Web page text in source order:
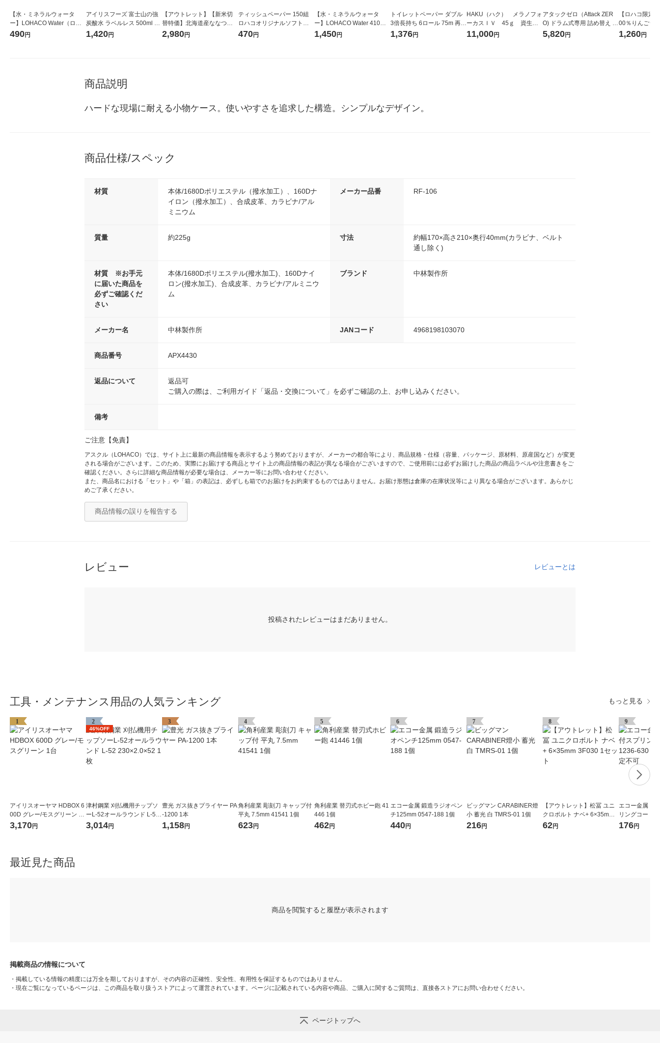
【水・ミネラルウォータ
ー】LOHACO Water（ロハ
コウォーター）2L ラベルレ
490円
アイリスフーズ 富士山の強
炭酸水 ラベルレス 500ml 1
箱（24本入）
1,420円
【アウトレット】【新米切
替特価】北海道産ななつぼ
し 無洗米 5kg 1袋 令和7年産
米 木徳神糧 オリジナル
2,980円
ティッシュペーパー 150組
ロハコオリジナルソフトパ
ックティッシュ フィオナ オ
470円
【水・ミネラルウォータ
ー】LOHACO Water 410ml
1箱（20本入）ラベルレス
（イチオシ） オリジナル
1,450円
トイレットペーパー ダブル
3倍長持ち 6ロール 75m 再生
紙配合 スコッティフラワー
パック 1セット（2パック12
1,376円
HAKU（ハク） メラノフォ
ーカスＩＶ 45ｇ 資生
堂 おまけ付き
11,000円
アタックゼロ（Attack ZER
O) ドラム式専用 詰め替え メ
ガジャンボ 2300g 1セット
（2個入) 洗濯洗剤 花王
5,820円
【ロハコ限定
00％りんごジ
箱（18本入）
【クイズ付き
1,260円
商品説明
ハードな現場に耐える小物ケース。使いやすさを追求した構造。シンプルなデザイン。
商品仕様/スペック
材質
本体/1680Dポリエステル（撥水加工）、160Dナ
イロン（撥水加工）、合成皮革、カラビナ/アル
ミニウム
メーカー品番 RF-106
質量 約225g 寸法
約幅170×高さ210×奥行40mm(カラビナ、ベルト
通し除く)
材質 ※お手元
に届いた商品を
必ずご確認くだ
さい
本体/1680Dポリエステル(撥水加工)、160Dナイ
ロン(撥水加工)、合成皮革、カラビナ/アルミニウ
ム
ブランド 中林製作所
メーカー名 中林製作所 JANコード 4968198103070
商品番号 APX4430
返品について
返品可
ご購入の際は、ご利用ガイド「返品・交換について」を必ずご確認の上、お申し込みください。
備考
ご注意【免責】
アスクル（LOHACO）では、サイト上に最新の商品情報を表示するよう努めておりますが、メーカーの都合等により、商品規格・仕様（容量、パッケージ、原材料、原産国など）が変更
される場合がございます。このため、実際にお届けする商品とサイト上の商品情報の表記が異なる場合がございますので、ご使用前には必ずお届けした商品の商品ラベルや注意書きをご
確認ください。さらに詳細な商品情報が必要な場合は、メーカー等にお問い合わせください。
また、商品名における「セット」や「箱」の表記は、必ずしも箱でのお届けをお約束するものではありません。お届け形態は倉庫の在庫状況等により異なる場合がございます。あらかじ
めご了承ください。
商品情報の誤りを報告する
レビュー レビューとは
投稿されたレビューはまだありません。
工具・メンテナンス用品の人気ランキング もっと見る
1
アイリスオーヤマ HDBOX 6
00D グレー/モスグリーン 1
台
3,170円
2
46%OFF
津村鋼業 刈払機用チップソ
ーL-52オールラウンド L-52
230×2.0×52 1枚
3,014円
3
豊光 ガス抜きプライヤー PA
-1200 1本
1,158円
4
角利産業 彫刻刀 キャップ付
平丸 7.5mm 41541 1個
623円
5
角利産業 替刃式ホビー鉋 41
446 1個
462円
6
エコー金属 鍛造ラジオペン
チ125mm 0547-188 1個
440円
7
ビッグマン CARABINER燈
小 蓄光 白 TMRS-01 1個
216円
8
【アウトレット】松冨 ユニ
クロボルト ナベ+ 6×35mm 3
F030 1セット
62円
9
エコー金属 カ
リングコード
個 ※色指定
176円
最近見た商品
商品を閲覧すると履歴が表示されます
掲載商品の情報について
・ 掲載している情報の精度には万全を期しておりますが、その内容の正確性、安全性、有用性を保証するものではありません。
・ 現在ご覧になっているページは、この商品を取り扱うストアによって運営されています。ページに記載されている内容や商品、ご購入に関するご質問は、直接各ストアにお問い合わせください。
ページトップへ